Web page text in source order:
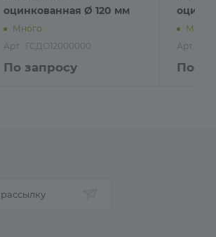
оцинкованная Ø 120 мм
Много
Арт.: ГСДО12000000
По запросу
Много
Арт.:
По